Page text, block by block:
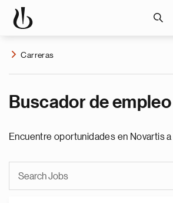
Carreras
Buscador de empleo
Encuentre oportunidades en Novartis